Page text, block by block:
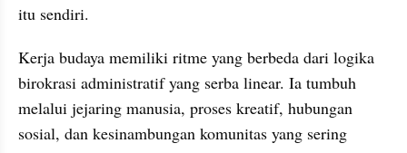
itu sendiri.
Kerja budaya memiliki ritme yang berbeda dari logika
birokrasi administratif yang serba linear. Ia tumbuh
melalui jejaring manusia, proses kreatif, hubungan
sosial, dan kesinambungan komunitas yang sering